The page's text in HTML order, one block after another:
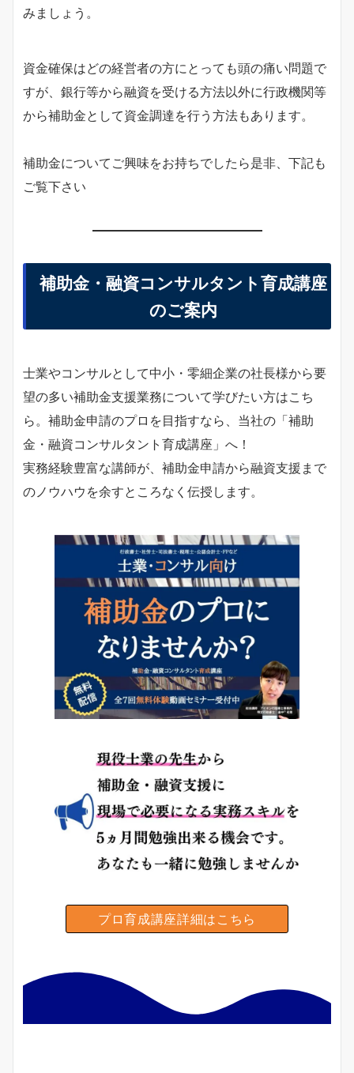
みましょう。
資金確保はどの経営者の方にとっても頭の痛い問題で
すが、銀行等から融資を受ける方法以外に行政機関等
から補助金として資金調達を行う方法もあります。
補助金についてご興味をお持ちでしたら是非、下記も
ご覧下さい
補助金・融資コンサルタント育成講座
のご案内
士業やコンサルとして中小・零細企業の社長様から要
望の多い補助金支援業務について学びたい方はこち
ら。補助金申請のプロを目指すなら、当社の「補助
金・融資コンサルタント育成講座」へ！
実務経験豊富な講師が、補助金申請から融資支援まで
のノウハウを余すところなく伝授します。
プロ育成講座詳細はこちら